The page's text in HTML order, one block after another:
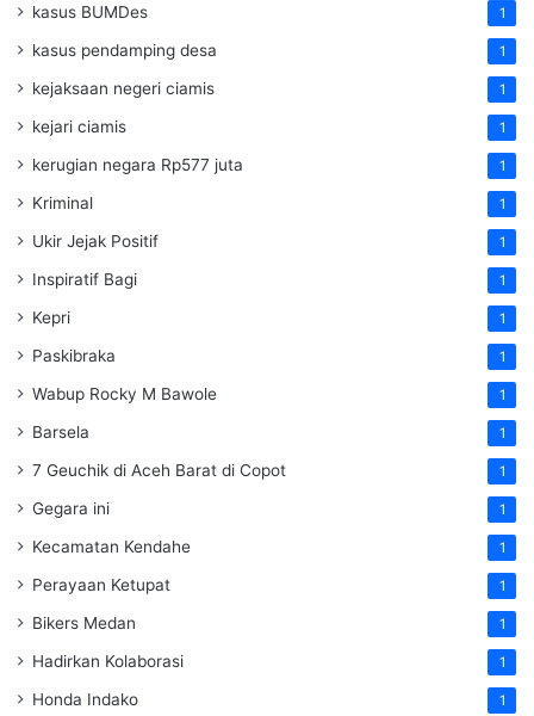
kasus BUMDes 1
kasus pendamping desa 1
kejaksaan negeri ciamis 1
kejari ciamis 1
kerugian negara Rp577 juta 1
Kriminal 1
Ukir Jejak Positif 1
Inspiratif Bagi 1
Kepri 1
Paskibraka 1
Wabup Rocky M Bawole 1
Barsela 1
7 Geuchik di Aceh Barat di Copot 1
Gegara ini 1
Kecamatan Kendahe 1
Perayaan Ketupat 1
Bikers Medan 1
Hadirkan Kolaborasi 1
Honda Indako 1